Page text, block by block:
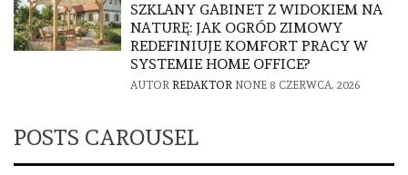
SZKLANY GABINET Z WIDOKIEM NA
NATURĘ: JAK OGRÓD ZIMOWY
REDEFINIUJE KOMFORT PRACY W
SYSTEMIE HOME OFFICE?
AUTOR REDAKTOR NONE 8 CZERWCA, 2026
POSTS CAROUSEL